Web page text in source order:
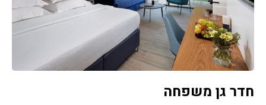
חדר גן משפחה